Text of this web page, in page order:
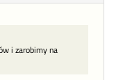
i zarobimy na